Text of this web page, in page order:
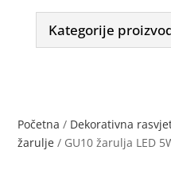
Kategorije
Početna / Dekorativna
žarulje / GU10 žarulja LED